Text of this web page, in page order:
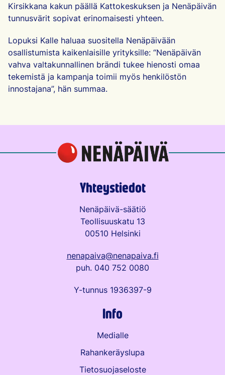
Kirsikkana kakun päällä Kattokeskuksen ja Nenäpäivän
tunnusvärit sopivat erinomaisesti yhteen.
Lopuksi Kalle haluaa suositella Nenäpäivään
osallistumista kaikenlaisille yrityksille: “Nenäpäivän
vahva valtakunnallinen brändi tukee hienosti omaa
tekemistä ja kampanja toimii myös henkilöstön
innostajana”, hän summaa.
Yhteystiedot
Nenäpäivä-säätiö
Teollisuuskatu 13
00510 Helsinki
nenapaiva@nenapaiva.fi
puh. 040 752 0080
Y-tunnus 1936397-9
Info
Medialle
Rahankeräyslupa
Tietosuojaseloste